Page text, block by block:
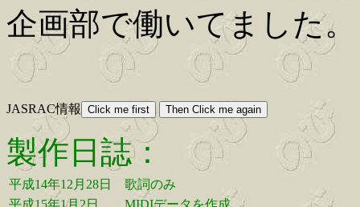
企画部で働いてました。
JASRAC情報
製作日誌：
平成14年12月28日
歌詞のみ